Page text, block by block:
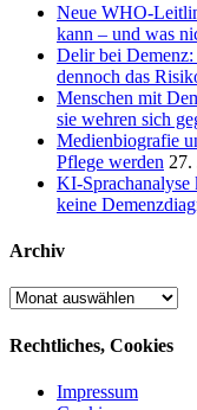
Neue WHO-
kann – und was
Delir bei
dennoch das
Menschen mit
sie wehren sich
Medienbiografie
Pflege werden 27.
KI-Sprachanalyse
keine
Archiv
Archiv
Rechtliches, Cookies
Impressum